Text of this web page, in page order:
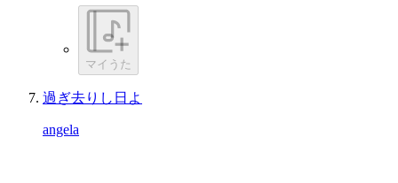
マイうた
過ぎ去りし日よ
angela